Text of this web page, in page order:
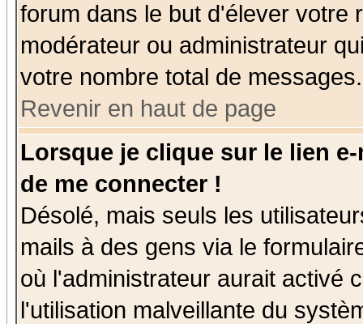
forum dans le but d'élever votre
modérateur ou administrateur
votre nombre total de messages.
Revenir en haut de page
Lorsque je clique sur le lien
de me connecter !
Désolé, mais seuls les
mails à des gens via le
où l'administrateur aurait activé
l'utilisation malveillante du